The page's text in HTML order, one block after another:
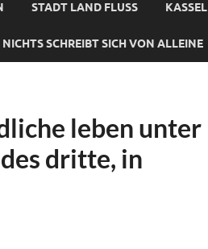
STADT LAND FLUSS KASSEL
NICHTS SCHREIBT SICH VON ALLEINE
leben unter
dritte, in